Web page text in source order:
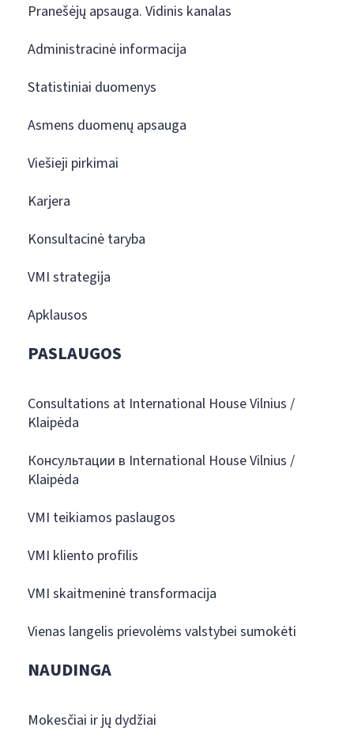
Pranešėjų apsauga. Vidinis kanalas
Administracinė informacija
Statistiniai duomenys
Asmens duomenų apsauga
Viešieji pirkimai
Karjera
Konsultacinė taryba
VMI strategija
Apklausos
PASLAUGOS
Consultations at International House Vilnius /
Klaipėda
Консультации в International House Vilnius /
Klaipėda
VMI teikiamos paslaugos
VMI kliento profilis
VMI skaitmeninė transformacija
Vienas langelis prievolėms valstybei sumokėti
NAUDINGA
Mokesčiai ir jų dydžiai